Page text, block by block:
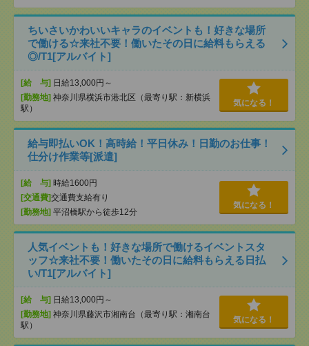
ちいさいかわいいキャラのイベントも！好きな場所
で働ける☆来社不要！働いたその日に給料もらえる
◎/T1[アルバイト]
[給 与] 日給13,000円～
[勤務地] 神奈川県横浜市港北区（最寄り駅：新横浜
駅）
気になる！
給与即払いOK！高時給！平日休み！日勤のお仕事！
仕分け作業等[派遣]
[給 与] 時給1600円
[交通費]交通費支給有り
[勤務地] 平沼橋駅から徒歩12分
気になる！
人気イベントも！好きな場所で働けるイベントスタ
ッフ☆来社不要！働いたその日に給料もらえる日払
い/T1[アルバイト]
[給 与] 日給13,000円～
[勤務地] 神奈川県藤沢市湘南台（最寄り駅：湘南台
駅）
気になる！